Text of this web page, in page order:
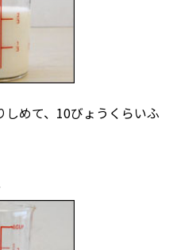
めて、10びょうくらいふ